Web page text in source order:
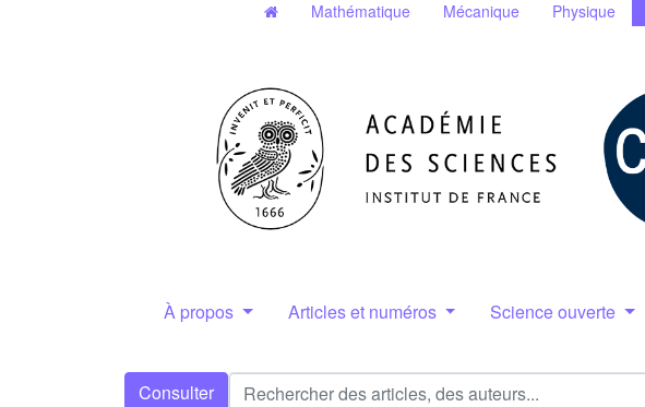
Mathématique Mécanique Physique
À propos Articles et numéros Science ouverte
Consulter